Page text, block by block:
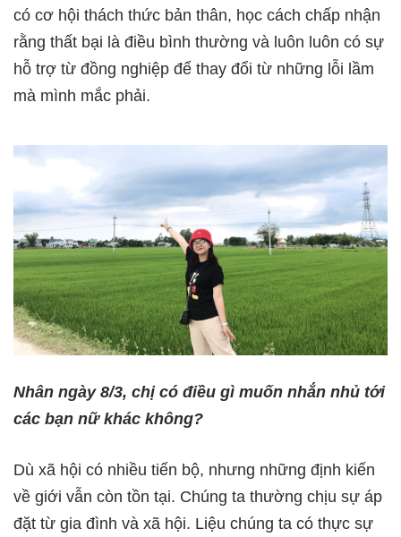
có cơ hội thách thức bản thân, học cách chấp nhận
rằng thất bại là điều bình thường và luôn luôn có sự
hỗ trợ từ đồng nghiệp để thay đổi từ những lỗi lầm
mà mình mắc phải.
Nhân ngày 8/3, chị có điều gì muốn nhắn nhủ tới
các bạn nữ khác không?
Dù xã hội có nhiều tiến bộ, nhưng những định kiến
về giới vẫn còn tồn tại. Chúng ta thường chịu sự áp
đặt từ gia đình và xã hội. Liệu chúng ta có thực sự